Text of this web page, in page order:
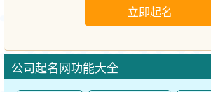
公司起名网功能大全